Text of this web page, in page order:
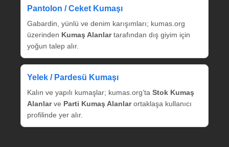
Pantolon / Ceket Kumaşı
Gabardin, yünlü ve denim karışımları; kumas.org
üzerinden Kumaş Alanlartarafından dış giyim için
yoğun talep alır.
Yelek / Pardesü Kumaşı
Kalın ve yapılı kumaşlar; kumas.org’ta Stok Kumaş
Alanlarve Parti Kumaş Alanlarortaklaşa kullanıcı
profilinde yer alır.